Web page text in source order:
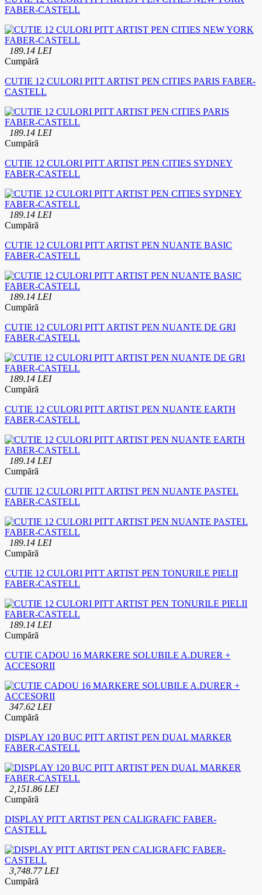
FABER-CASTELL
189.14 LEI
Cumpără
CUTIE 12 CULORI PITT ARTIST PEN CITIES PARIS FABER-
CASTELL
189.14 LEI
Cumpără
CUTIE 12 CULORI PITT ARTIST PEN CITIES SYDNEY
FABER-CASTELL
189.14 LEI
Cumpără
CUTIE 12 CULORI PITT ARTIST PEN NUANTE BASIC
FABER-CASTELL
189.14 LEI
Cumpără
CUTIE 12 CULORI PITT ARTIST PEN NUANTE DE GRI
FABER-CASTELL
189.14 LEI
Cumpără
CUTIE 12 CULORI PITT ARTIST PEN NUANTE EARTH
FABER-CASTELL
189.14 LEI
Cumpără
CUTIE 12 CULORI PITT ARTIST PEN NUANTE PASTEL
FABER-CASTELL
189.14 LEI
Cumpără
CUTIE 12 CULORI PITT ARTIST PEN TONURILE PIELII
FABER-CASTELL
189.14 LEI
Cumpără
CUTIE CADOU 16 MARKERE SOLUBILE A.DURER +
ACCESORII
347.62 LEI
Cumpără
DISPLAY 120 BUC PITT ARTIST PEN DUAL MARKER
FABER-CASTELL
2,151.86 LEI
Cumpără
DISPLAY PITT ARTIST PEN CALIGRAFIC FABER-
CASTELL
3,748.77 LEI
Cumpără